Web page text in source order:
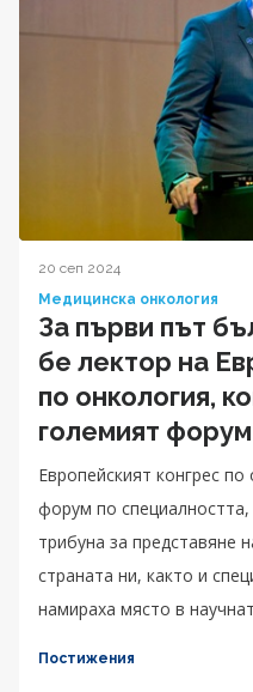
20 сеп 2024
Медицинска онкология
За първи път
бе лектор на
по онкология,
големият
Европейският конгрес
форум по
трибуна за представяне
страната ни, както и
намираха място в
Постижения